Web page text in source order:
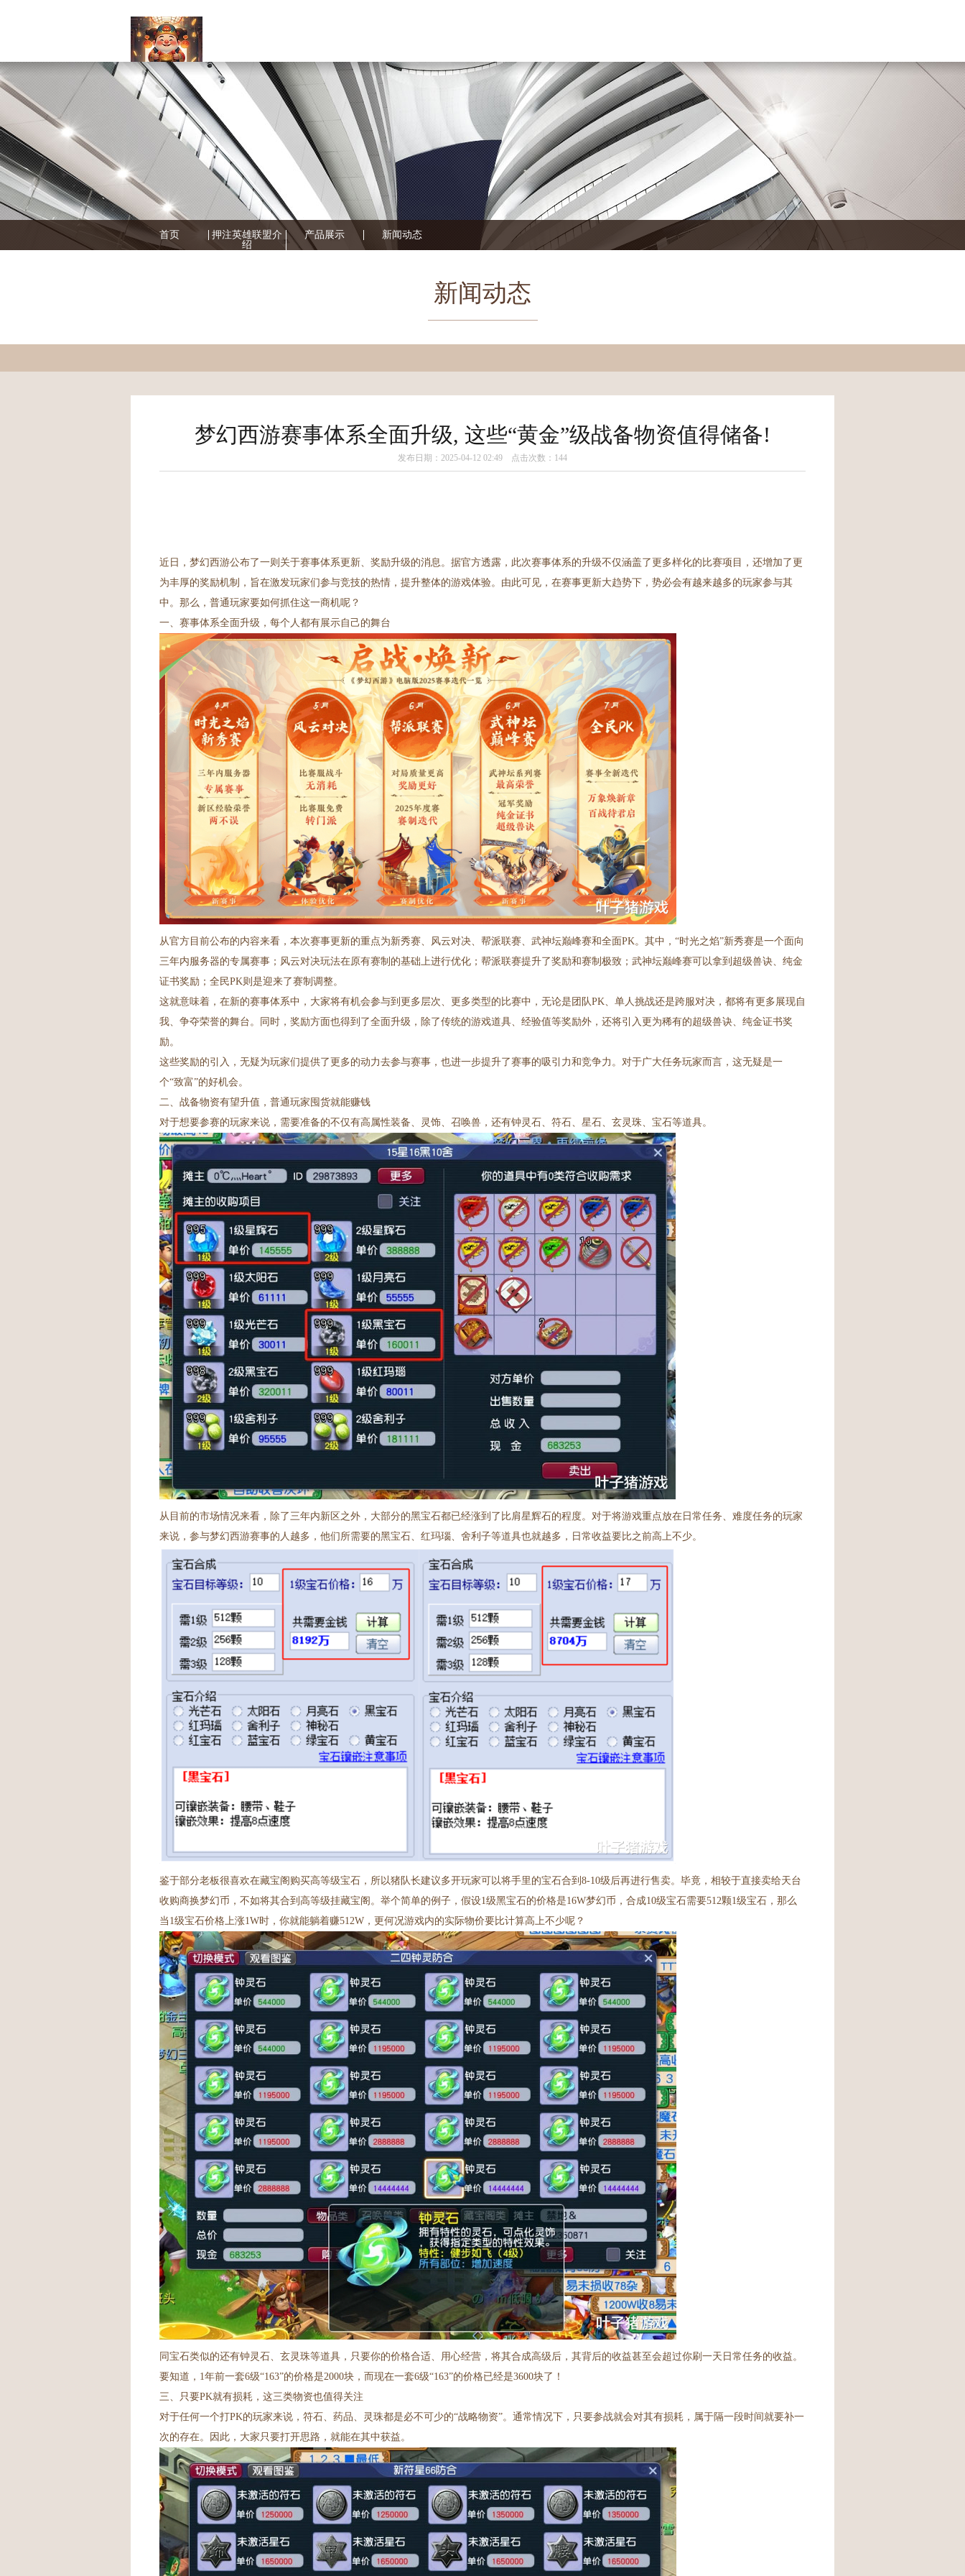
首页
押注英雄联盟介
绍
产品展示 新闻动态
新闻动态
梦幻西游赛事体系全面升级, 这些“黄金”级战备物资值得储备!
发布日期：2025-04-12 02:49 点击次数：144
近日，梦幻西游公布了一则关于赛事体系更新、奖励升级的消息。据官方透露，此次赛事体系的升级不仅涵盖了更多样化的比赛项目，还增加了更
为丰厚的奖励机制，旨在激发玩家们参与竞技的热情，提升整体的游戏体验。由此可见，在赛事更新大趋势下，势必会有越来越多的玩家参与其
中。那么，普通玩家要如何抓住这一商机呢？
一、赛事体系全面升级，每个人都有展示自己的舞台
从官方目前公布的内容来看，本次赛事更新的重点为新秀赛、风云对决、帮派联赛、武神坛巅峰赛和全面PK。其中，“时光之焰”新秀赛是一个面向
三年内服务器的专属赛事；风云对决玩法在原有赛制的基础上进行优化；帮派联赛提升了奖励和赛制极致；武神坛巅峰赛可以拿到超级兽诀、纯金
证书奖励；全民PK则是迎来了赛制调整。
这就意味着，在新的赛事体系中，大家将有机会参与到更多层次、更多类型的比赛中，无论是团队PK、单人挑战还是跨服对决，都将有更多展现自
我、争夺荣誉的舞台。同时，奖励方面也得到了全面升级，除了传统的游戏道具、经验值等奖励外，还将引入更为稀有的超级兽诀、纯金证书奖
励。
这些奖励的引入，无疑为玩家们提供了更多的动力去参与赛事，也进一步提升了赛事的吸引力和竞争力。对于广大任务玩家而言，这无疑是一
个“致富”的好机会。
二、战备物资有望升值，普通玩家囤货就能赚钱
对于想要参赛的玩家来说，需要准备的不仅有高属性装备、灵饰、召唤兽，还有钟灵石、符石、星石、玄灵珠、宝石等道具。
从目前的市场情况来看，除了三年内新区之外，大部分的黑宝石都已经涨到了比肩星辉石的程度。对于将游戏重点放在日常任务、难度任务的玩家
来说，参与梦幻西游赛事的人越多，他们所需要的黑宝石、红玛瑙、舍利子等道具也就越多，日常收益要比之前高上不少。
鉴于部分老板很喜欢在藏宝阁购买高等级宝石，所以猪队长建议多开玩家可以将手里的宝石合到8-10级后再进行售卖。毕竟，相较于直接卖给天台
收购商换梦幻币，不如将其合到高等级挂藏宝阁。举个简单的例子，假设1级黑宝石的价格是16W梦幻币，合成10级宝石需要512颗1级宝石，那么
当1级宝石价格上涨1W时，你就能躺着赚512W，更何况游戏内的实际物价要比计算高上不少呢？
同宝石类似的还有钟灵石、玄灵珠等道具，只要你的价格合适、用心经营，将其合成高级后，其背后的收益甚至会超过你刷一天日常任务的收益。
要知道，1年前一套6级“163”的价格是2000块，而现在一套6级“163”的价格已经是3600块了！
三、只要PK就有损耗，这三类物资也值得关注
对于任何一个打PK的玩家来说，符石、药品、灵珠都是必不可少的“战略物资”。通常情况下，只要参战就会对其有损耗，属于隔一段时间就要补一
次的存在。因此，大家只要打开思路，就能在其中获益。